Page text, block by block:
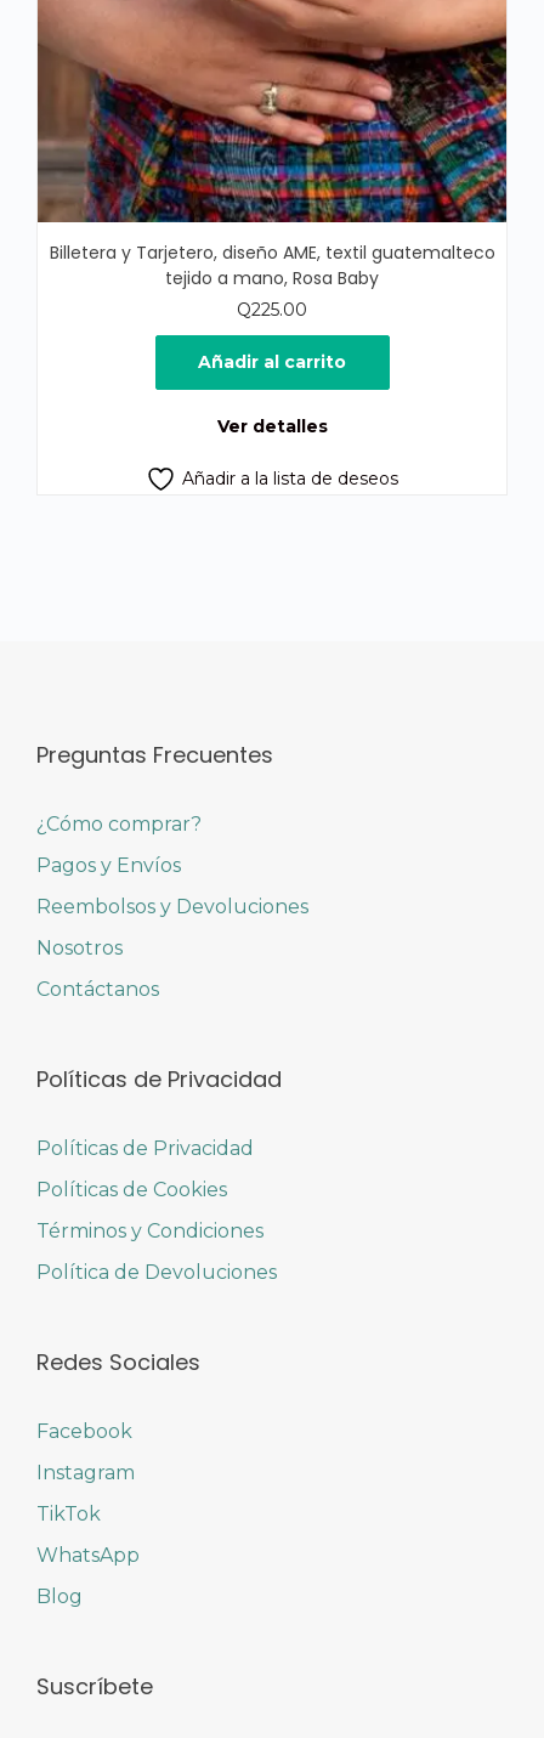
Billetera y Tarjetero, diseño AME, textil guatemalteco
tejido a mano, Rosa Baby
Q225.00
Añadir al carrito
Ver detalles
Añadir a la lista de deseos
Preguntas Frecuentes
¿Cómo comprar?
Pagos y Envíos
Reembolsos y Devoluciones
Nosotros
Contáctanos
Políticas de Privacidad
Políticas de Privacidad
Políticas de Cookies
Términos y Condiciones
Política de Devoluciones
Redes Sociales
Facebook
Instagram
TikTok
WhatsApp
Blog
Suscríbete